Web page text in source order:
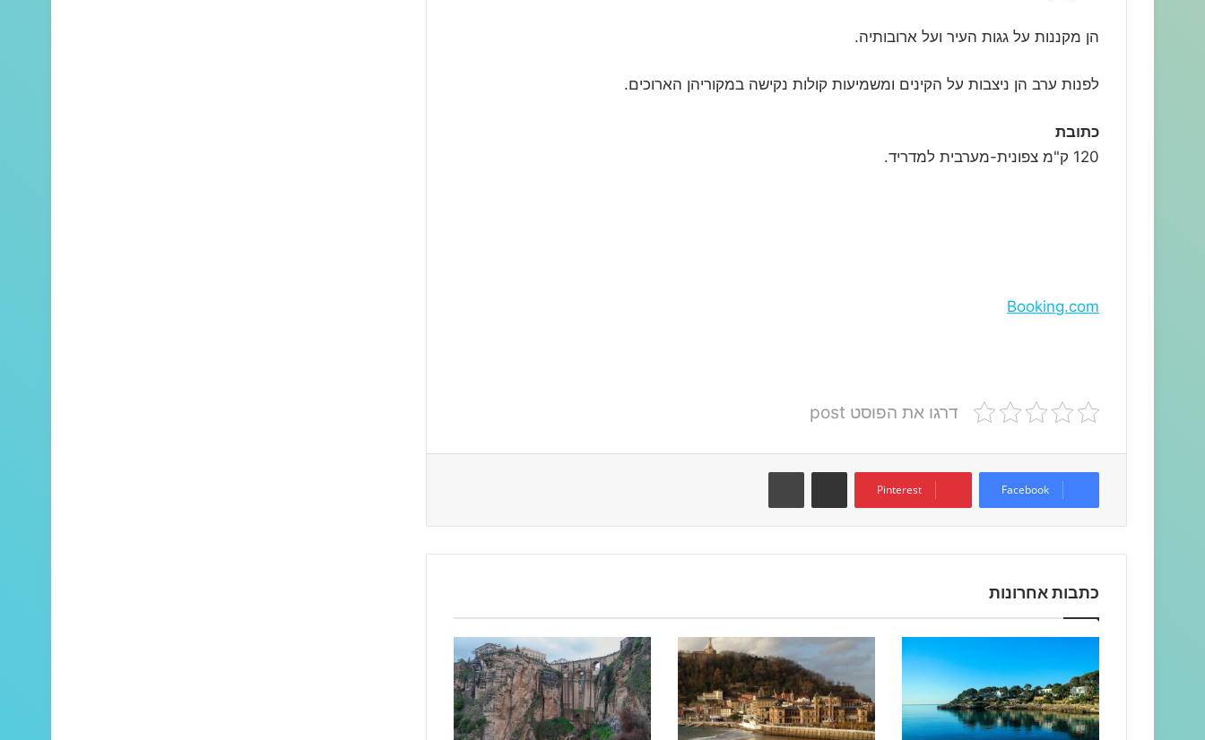
הן מקננות על גגות העיר ועל ארובותיה.
לפנות ערב הן ניצבות על הקינים ומשמיעות קולות נקישה במקוריהן הארוכים.
כתובת
120 ק"מ צפונית-מערבית למדריד.
Booking.com
דרגו את הפוסט post
Facebook
Pinterest
כתבות אחרונות